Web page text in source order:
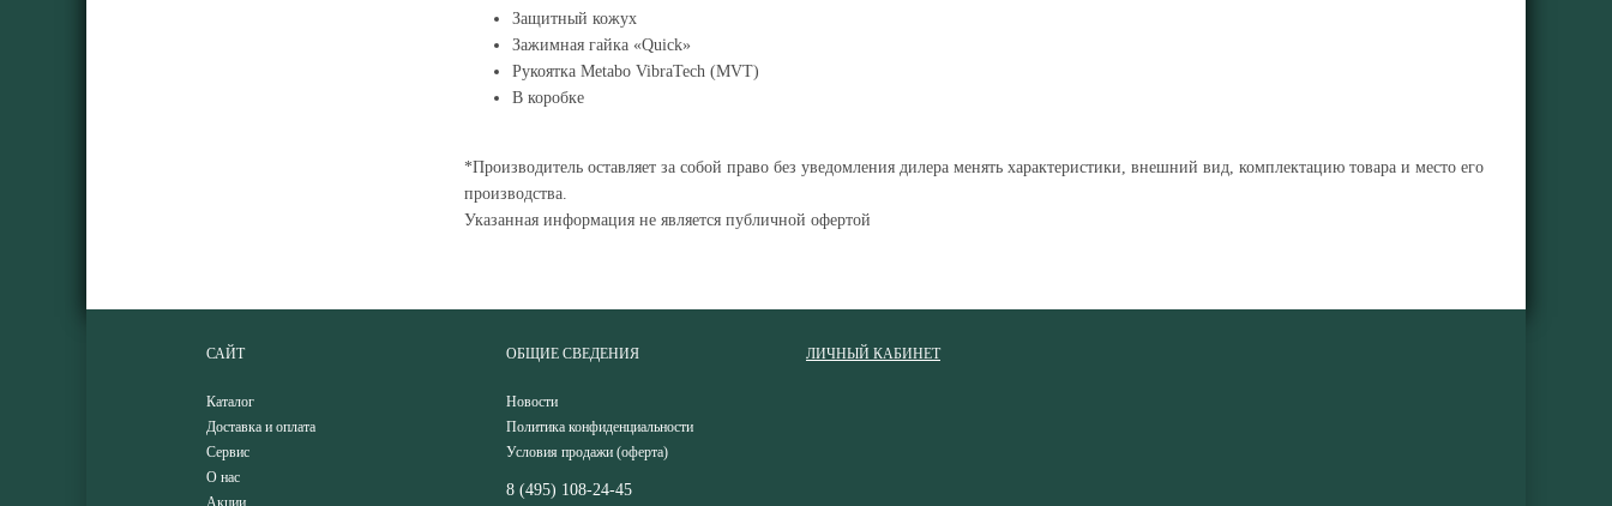
Защитный кожух
Зажимная гайка «Quick»
Рукоятка Metabo VibraTech (MVT)
В коробке
*Производитель оставляет за собой право без уведомления дилера менять характеристики, внешний вид, комплектацию товара и место его
производства.
Указанная информация не является публичной офертой
САЙТ
Каталог
Доставка и оплата
Сервис
О нас
Акции
ОБЩИЕ СВЕДЕНИЯ
Новости
Политика конфиденциальности
Условия продажи (оферта)
8 (495) 108-24-45
ЛИЧНЫЙ КАБИНЕТ